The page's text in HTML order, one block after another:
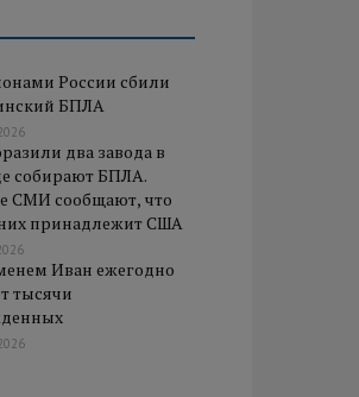
России сбили
БПЛА
два завода в
собирают БПЛА.
СМИ сообщают, что
принадлежит США
Иван ежегодно
тысячи